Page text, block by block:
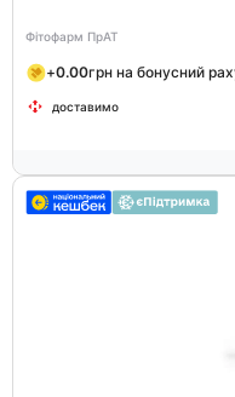
Фітофарм ПрАТ
+0.00грн на бонусний
доставимо